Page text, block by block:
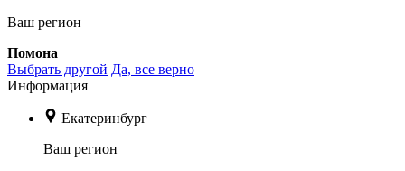
Ваш регион
Помона
Выбрать другой Да, все верно
Информация
Екатеринбург
Ваш регион